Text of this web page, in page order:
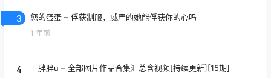
3 您的蛋蛋 – 俘获制服，威严的她能俘获你的心吗
1 年前
4 王胖胖u – 全部图片作品合集汇总含视频[持续更新][15期]